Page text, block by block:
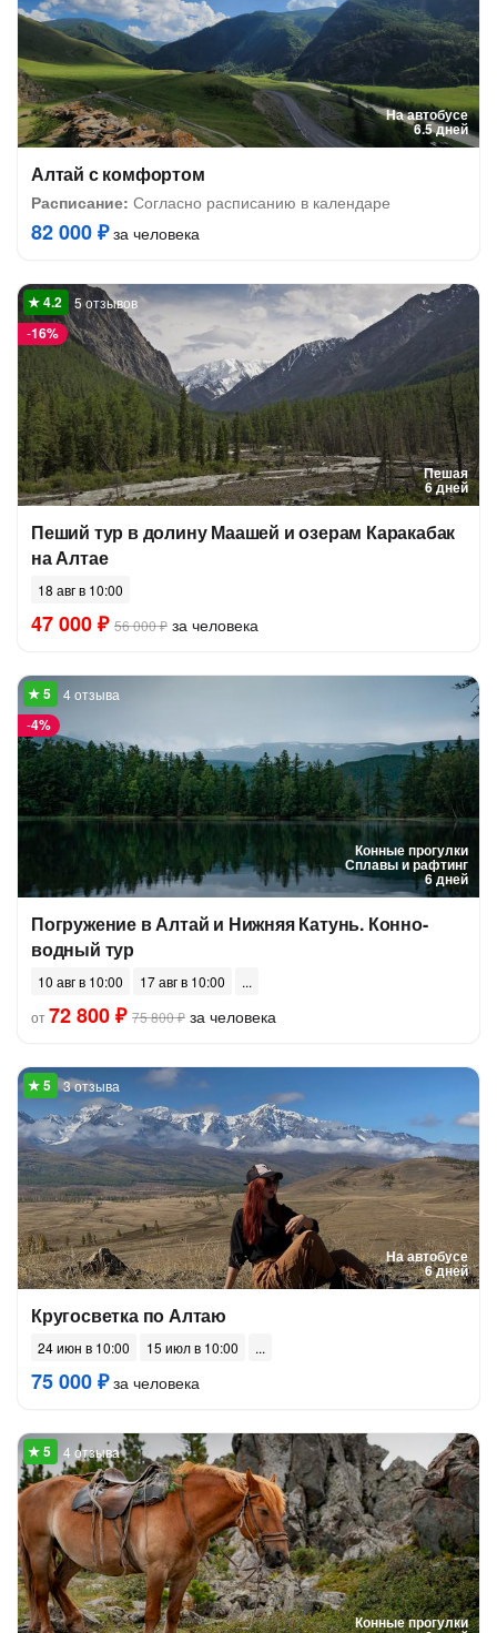
На автобусе
6.5 дней
Алтай с комфортом
Расписание: Согласно расписанию в календаре
82 000 ₽за человека
Пешая
6 дней
-16%
5 отзывов
Пеший тур в долину Маашей и озерам Каракабак
на Алтае
18 авг в 10:00
47 000 ₽ 56 000 ₽ за человека
Конные прогулки
Сплавы и рафтинг
6 дней
-4%
4 отзыва
Погружение в Алтай и Нижняя Катунь. Конно-
водный тур
10 авг в 10:00
17 авг в 10:00
от72 800 ₽ 75 800 ₽ за человека
На автобусе
6 дней
3 отзыва
Кругосветка по Алтаю
24 июн в 10:00 15 июл в 10:00
75 000 ₽за человека
Конные прогулки
4 отзыва